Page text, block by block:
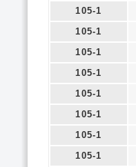
105-1
105-1
105-1
105-1
105-1
105-1
105-1
105-1